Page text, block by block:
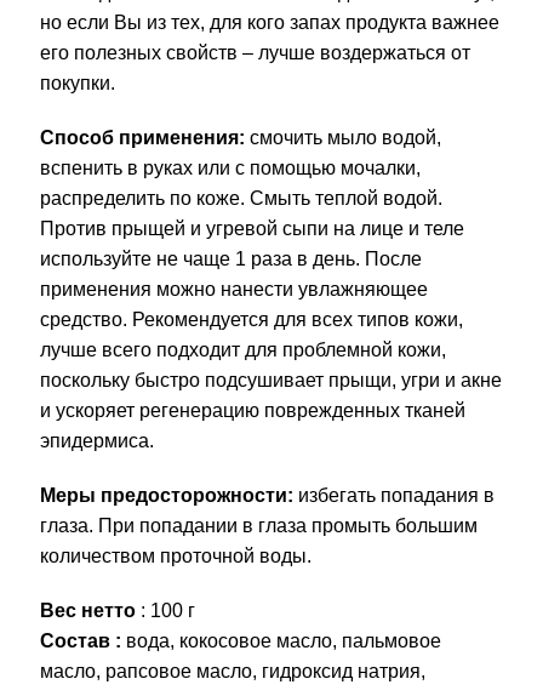
но если Вы из тех, для кого запах продукта важнее
его полезных свойств – лучше воздержаться от
покупки.
Способ применения: смочить мыло водой,
вспенить в руках или с помощью мочалки,
распределить по коже. Смыть теплой водой.
Против прыщей и угревой сыпи на лице и теле
используйте не чаще 1 раза в день. После
применения можно нанести увлажняющее
средство. Рекомендуется для всех типов кожи,
лучше всего подходит для проблемной кожи,
поскольку быстро подсушивает прыщи, угри и акне
и ускоряет регенерацию поврежденных тканей
эпидермиса.
Меры предосторожности: избегать попадания в
глаза. При попадании в глаза промыть большим
количеством проточной воды.
Вес нетто: 100 г
Состав : вода, кокосовое масло, пальмовое
масло, рапсовое масло, гидроксид натрия,